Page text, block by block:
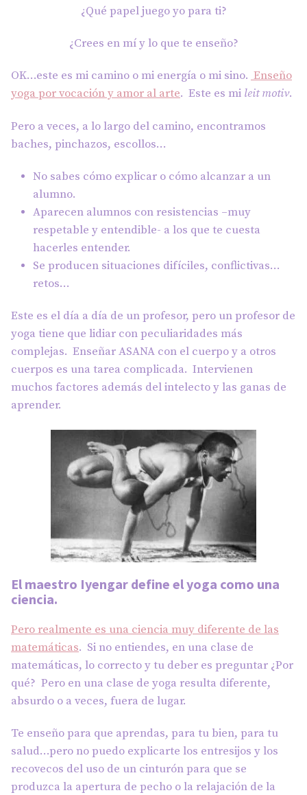
¿Qué papel juego yo para ti?
¿Crees en mí y lo que te enseño?
OK…este es mi camino o mi energía o mi sino. Enseño
yoga por vocación y amor al arte. Este es mi leit motiv.
Pero a veces, a lo largo del camino, encontramos
baches, pinchazos, escollos…
No sabes cómo explicar o cómo alcanzar a un
alumno.
Aparecen alumnos con resistencias –muy
respetable y entendible- a los que te cuesta
hacerles entender.
Se producen situaciones difíciles, conflictivas…
retos…
Este es el día a día de un profesor, pero un profesor de
yoga tiene que lidiar con peculiaridades más
complejas. Enseñar ASANA con el cuerpo y a otros
cuerpos es una tarea complicada. Intervienen
muchos factores además del intelecto y las ganas de
aprender.
El maestro Iyengar define el yoga como una
ciencia.
Pero realmente es una ciencia muy diferente de las
matemáticas. Si no entiendes, en una clase de
matemáticas, lo correcto y tu deber es preguntar ¿Por
qué? Pero en una clase de yoga resulta diferente,
absurdo o a veces, fuera de lugar.
Te enseño para que aprendas, para tu bien, para tu
salud…pero no puedo explicarte los entresijos y los
recovecos del uso de un cinturón para que se
produzca la apertura de pecho o la relajación de la